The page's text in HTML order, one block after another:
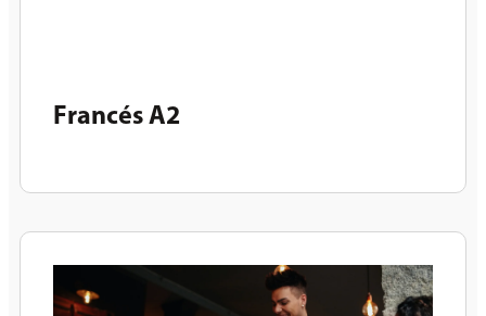
Francés A2